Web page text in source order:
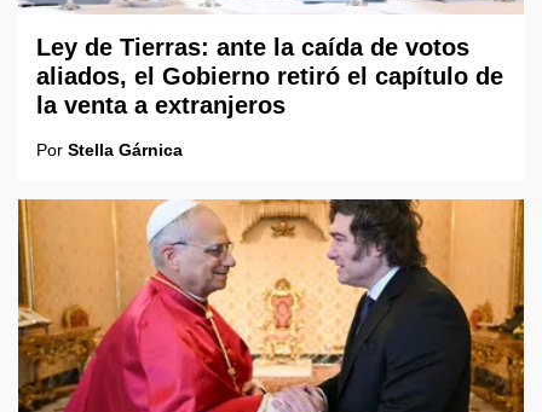
Ley de Tierras: ante la caída de votos
aliados, el Gobierno retiró el capítulo de
la venta a extranjeros
Por Stella Gárnica